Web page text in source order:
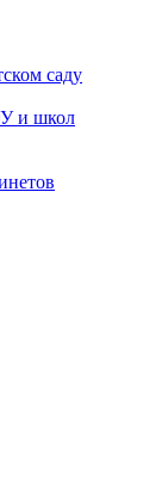
саду
и школ